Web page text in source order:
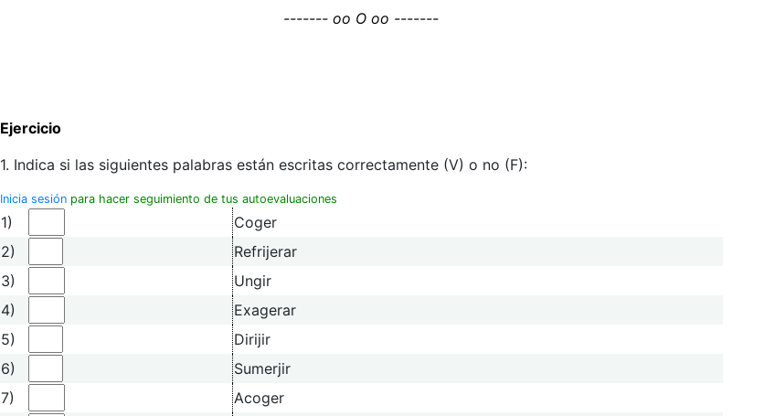
------- oo O oo -------
Ejercicio
1. Indica si las siguientes palabras están escritas correctamente (V) o no (F):
Inicia sesiónpara hacer seguimiento de tus autoevaluaciones
1)
Coger
2)
Refrijerar
3)
Ungir
4)
Exagerar
5)
Dirijir
6)
Sumerjir
7)
Acoger